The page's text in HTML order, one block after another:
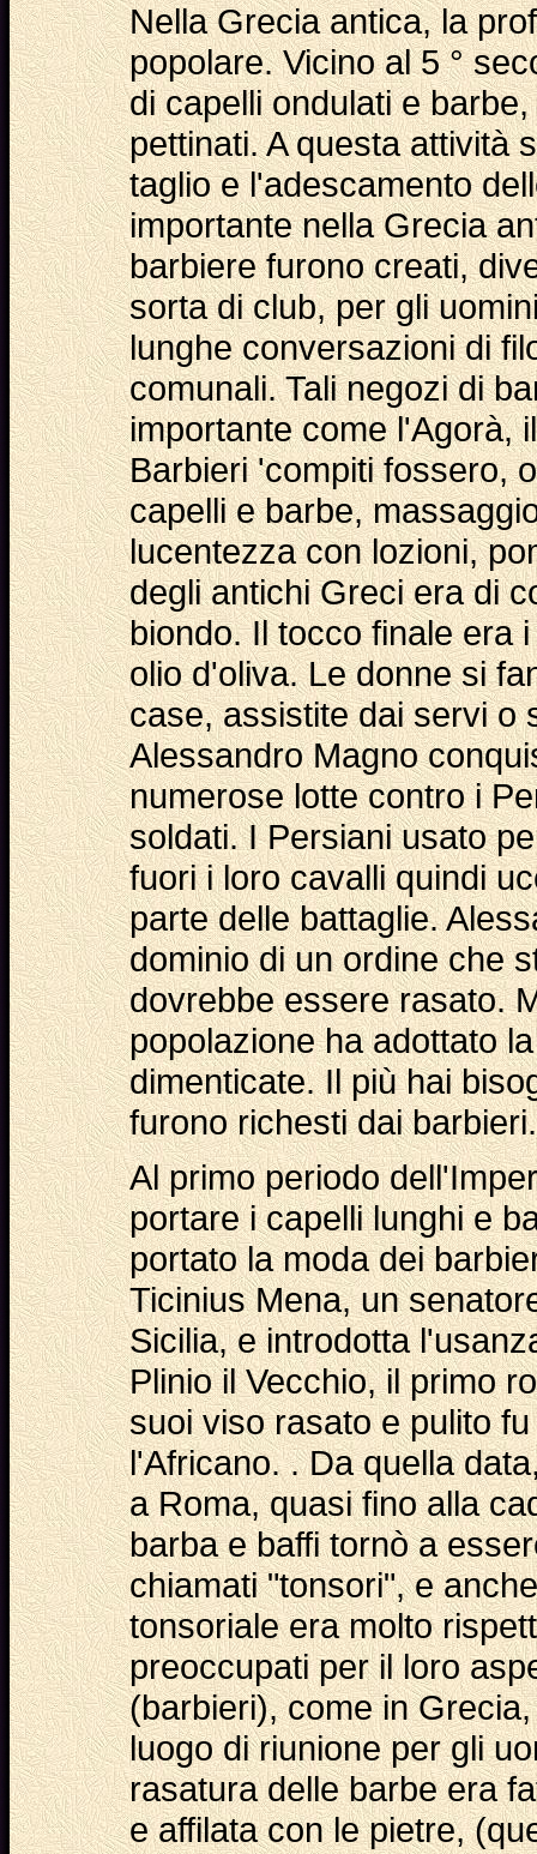
Nella Grecia antica, la
popolare. Vicino al 5 °
di capelli ondulati e
pettinati. A questa attività
taglio e l'adescamento
importante nella Grecia
barbiere furono creati,
sorta di club, per gli
lunghe conversazioni di
comunali. Tali negozi di
importante come l'Agorà,
Barbieri 'compiti fossero,
capelli e barbe,
lucentezza con lozioni,
degli antichi Greci era di
biondo. Il tocco finale era
olio d'oliva. Le donne si
case, assistite dai servi o
Alessandro Magno
numerose lotte contro i
soldati. I Persiani usato
fuori i loro cavalli quindi
parte delle battaglie.
dominio di un ordine che
dovrebbe essere rasato.
popolazione ha adottato
dimenticate. Il più hai
furono richesti dai barbieri.
Al primo periodo
portare i capelli lunghi e
portato la moda dei
Ticinius Mena, un
Sicilia, e introdotta
Plinio il Vecchio, il primo
suoi viso rasato e pulito
l'Africano. . Da quella
a Roma, quasi fino alla
barba e baffi tornò a
chiamati "tonsori", e
tonsoriale era molto
preoccupati per il loro
(barbieri), come in
luogo di riunione per gli
rasatura delle barbe era
e affilata con le pietre,